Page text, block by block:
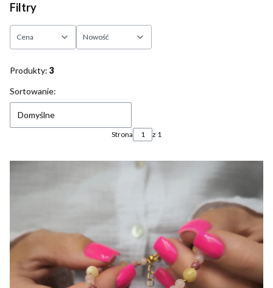
Filtry
Cena Nowość
Koniec filtrów
Produkty: 3
Lista produktów
Sortowanie:
Domyślne
Strona z 1